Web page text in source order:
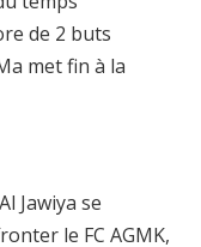
de 2 buts
met fin à la
Jawiya se
le FC AGMK,